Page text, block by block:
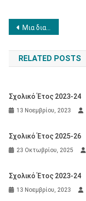
Πλοήγηση
άρθρων
Μια διαφορετική Πανελλήνια Ημέρα Σχολικού Αθλητισμού
RELATED POSTS
Σχολικό Έτος 2023-24
13 Νοεμβρίου, 2023
Σχολικό Έτος 2025-26
23 Οκτωβρίου, 2025
Σχολικό Έτος 2023-24
13 Νοεμβρίου, 2023